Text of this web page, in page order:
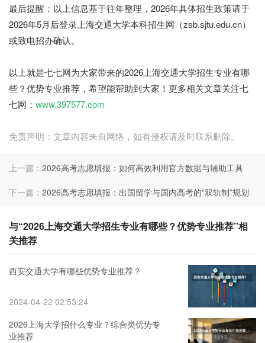
最后提醒：以上信息基于往年整理，2026年具体招生政策请于
2026年5月后登录上海交通大学本科招生网（zsb.sjtu.edu.cn）
或致电招办确认。
以上就是七七网为大家带来的2026上海交通大学招生专业有哪
些？优势专业推荐，希望能帮助到大家！更多相关文章关注七
七网： www.397577.com
免责声明：文章内容来自网络，如有侵权请及时联系删除。
上一篇： 2026高考志愿填报：如何高效利用官方数据与辅助工具
下一篇： 2026高考志愿填报：出国留学与国内高考的“双轨制”规划
与“2026上海交通大学招生专业有哪些？优势专业推荐”相
关推荐
西安交通大学有哪些优势专业推荐？
2024-04-22 02:53:24
2026上海大学招什么专业？综合类优势专
业推荐